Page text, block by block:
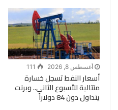
أغسطس 8, 2026 111
أسعار النفط تسجل خسارة
متتالية للأسبوع الثاني.. وبرنت
يتداول دون 84 دولاراً